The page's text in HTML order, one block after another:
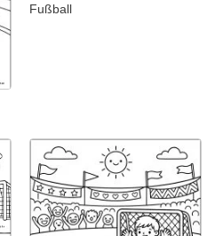
Fußball